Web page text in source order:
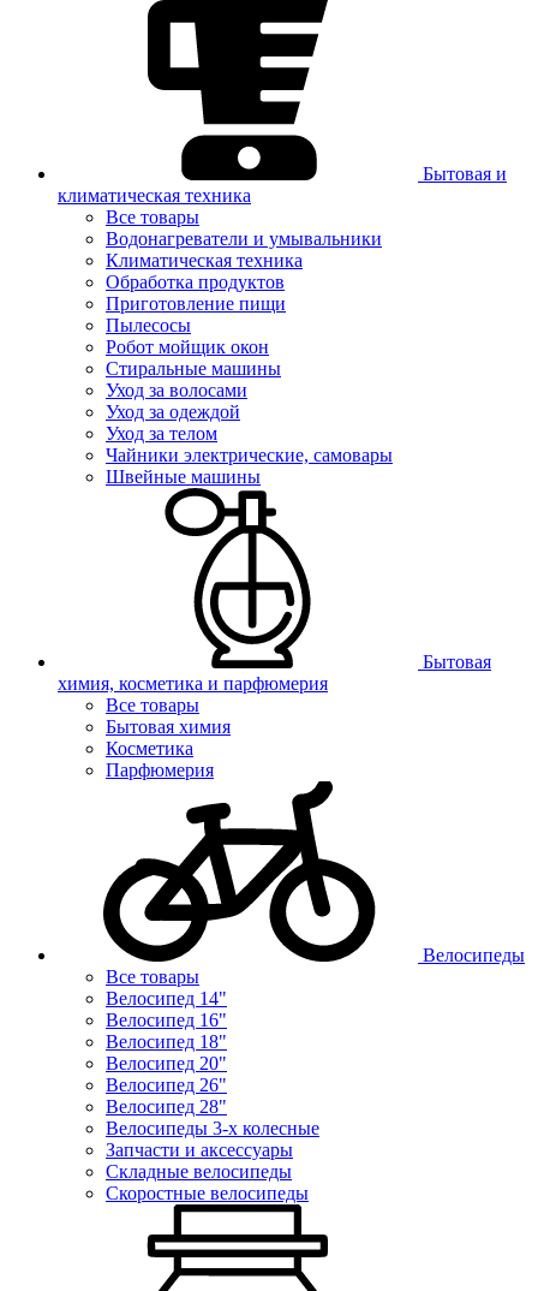
Бытовая и
климатическая техника
Все товары
Водонагреватели и умывальники
Климатическая техника
Обработка продуктов
Приготовление пищи
Пылесосы
Робот мойщик окон
Стиральные машины
Уход за волосами
Уход за одеждой
Уход за телом
Чайники электрические, самовары
Швейные машины
Бытовая
химия, косметика и парфюмерия
Все товары
Бытовая химия
Косметика
Парфюмерия
Велосипеды
Все товары
Велосипед 14"
Велосипед 16"
Велосипед 18"
Велосипед 20"
Велосипед 26"
Велосипед 28"
Велосипеды 3-х колесные
Запчасти и аксессуары
Складные велосипеды
Скоростные велосипеды